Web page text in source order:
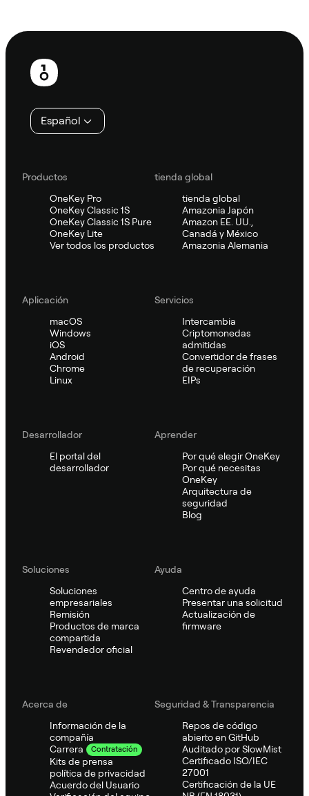
Pie
página
Español
Productos
OneKey Pro
OneKey Classic 1S
OneKey Classic 1S Pure
OneKey Lite
Ver todos los productos
tienda global
tienda global
Amazonia Japón
Amazon EE. UU.,
Canadá y México
Amazonia Alemania
Aplicación
macOS
Windows
iOS
Android
Chrome
Linux
Servicios
Intercambia
Criptomonedas
admitidas
Convertidor de frases
de recuperación
EIPs
Desarrollador
El portal del
desarrollador
Aprender
Por qué elegir OneKey
Por qué necesitas
OneKey
Arquitectura de
seguridad
Blog
Soluciones
Soluciones
empresariales
Remisión
Productos de marca
compartida
Revendedor oficial
Ayuda
Centro de ayuda
Presentar una solicitud
Actualización de
firmware
Acerca de
Información de la
compañía
Carrera
Contratación
Kits de prensa
política de privacidad
Acuerdo del Usuario
Seguridad & Transparencia
Repos de código
abierto en GitHub
Auditado por SlowMist
Certificado ISO/IEC
27001
Certificación de la UE